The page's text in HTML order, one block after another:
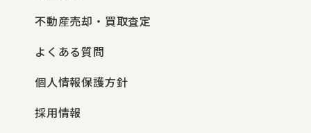
不動産売却・買取査定
よくある質問
個人情報保護方針
採用情報